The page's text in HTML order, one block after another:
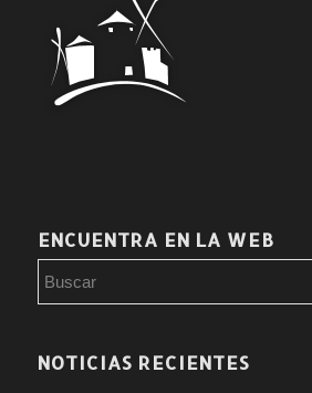
ENCUENTRA EN LA WEB
NOTICIAS RECIENTES